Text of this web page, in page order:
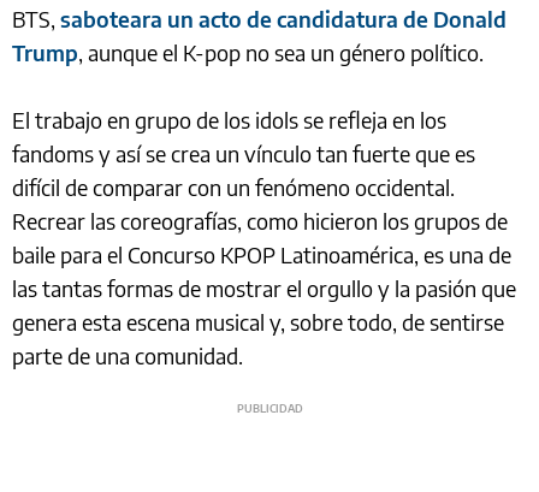
BTS, saboteara un acto de candidatura de Donald
Trump, aunque el K-pop no sea un género político.
El trabajo en grupo de los idols se refleja en los
fandoms y así se crea un vínculo tan fuerte que es
difícil de comparar con un fenómeno occidental.
Recrear las coreografías, como hicieron los grupos de
baile para el Concurso KPOP Latinoamérica, es una de
las tantas formas de mostrar el orgullo y la pasión que
genera esta escena musical y, sobre todo, de sentirse
parte de una comunidad.